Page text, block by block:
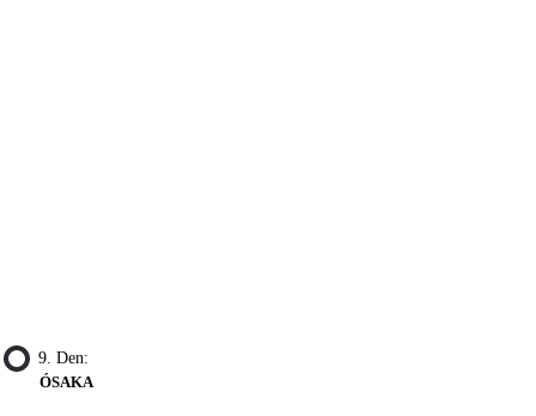
9. Den:
ÓSAKA